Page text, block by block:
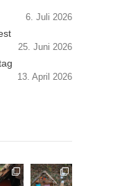
6. Juli 2026
25. Juni 2026
13. April 2026